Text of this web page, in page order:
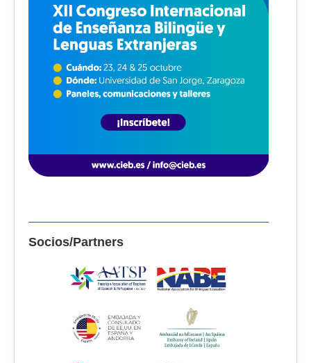
Socios/Partners